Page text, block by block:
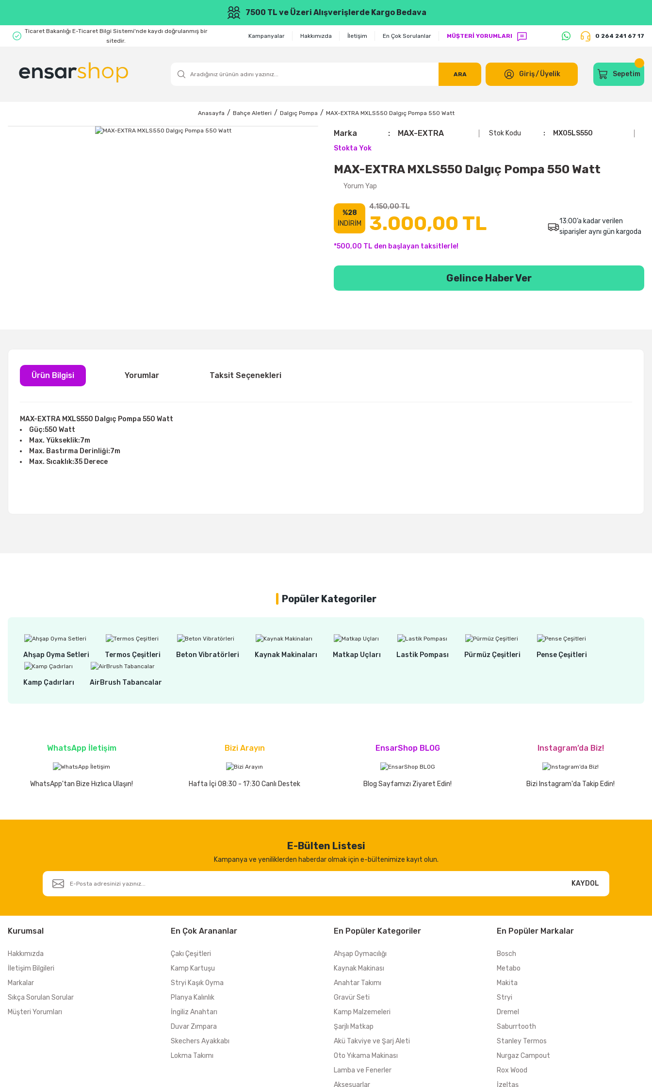
7500 TL ve Üzeri Alışverişlerde Kargo Bedava
Ticaret Bakanlığı E-Ticaret Bilgi Sistemi'nde kaydı doğrulanmış bir
sitedir.
Kampanyalar Hakkımızda İletişim En Çok Sorulanlar MÜŞTERİ YORUMLARI 0 264 241 67 17
ARA Giriş/Üyelik Sepetim
Anasayfa Bahçe Aletleri Dalgıç Pompa MAX-EXTRA MXLS550 Dalgıç Pompa 550 Watt
Marka MAX-EXTRA Stok Kodu
MX05LS550
Stokta Yok
MAX-EXTRA MXLS550 Dalgıç Pompa 550 Watt
Yorum Yap
%28
İNDİRİM
4.150,00 TL
3.000,00 TL
*500,00 TL den başlayan taksitlerle!
13:00’a kadar verilen
siparişler aynı gün kargoda
Gelince Haber Ver
Ürün Bilgisi Yorumlar Taksit Seçenekleri
MAX-EXTRA MXLS550 Dalgıç Pompa 550 Watt
Güç:550 Watt
Max. Yükseklik:7m
Max. Bastırma Derinliği:7m
Max. Sıcaklık:35 Derece
Popüler Kategoriler
Ahşap Oyma Setleri Termos Çeşitleri Beton Vibratörleri Kaynak Makinaları Matkap Uçları Lastik Pompası Pürmüz Çeşitleri Pense Çeşitleri
Kamp Çadırları AirBrush Tabancalar
WhatsApp İletişim
WhatsApp'tan Bize Hızlıca Ulaşın!
Bizi Arayın
Hafta İçi 08:30 - 17:30 Canlı Destek
EnsarShop BLOG
Blog Sayfamızı Ziyaret Edin!
Instagram’da Biz!
Bizi Instagram'da Takip Edin!
E-Bülten Listesi
Kampanya ve yeniliklerden haberdar olmak için e-bültenimize kayıt olun.
KAYDOL
Kurumsal
Hakkımızda
İletişim Bilgileri
Markalar
Sıkça Sorulan Sorular
Müşteri Yorumları
En Çok Arananlar
Çakı Çeşitleri
Kamp Kartuşu
Stryi Kaşık Oyma
Planya Kalınlık
İngiliz Anahtarı
Duvar Zımpara
Skechers Ayakkabı
Lokma Takımı
En Popüler Kategoriler
Ahşap Oymacılığı
Kaynak Makinası
Anahtar Takımı
Gravür Seti
Kamp Malzemeleri
Şarjlı Matkap
Akü Takviye ve Şarj Aleti
Oto Yıkama Makinası
Lamba ve Fenerler
Aksesuarlar
En Popüler Markalar
Bosch
Metabo
Makita
Stryi
Dremel
Saburrtooth
Stanley Termos
Nurgaz Campout
Rox Wood
İzeltaş